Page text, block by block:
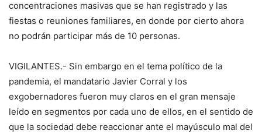
concentraciones masivas que se han registrado y las
fiestas o reuniones familiares, en donde por cierto ahora
no podrán participar más de 10 personas.
VIGILANTES.- Sin embargo en el tema político de la
pandemia, el mandatario Javier Corral y los
exgobernadores fueron muy claros en el gran mensaje
leído en segmentos por cada uno de ellos, en el sentido de
que la sociedad debe reaccionar ante el mayúsculo mal del